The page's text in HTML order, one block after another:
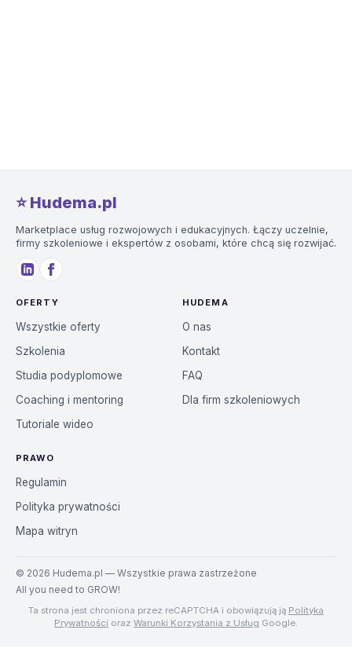
⭐️ Hudema.pl
Marketplace usług rozwojowych i edukacyjnych. Łączy uczelnie,
firmy szkoleniowe i ekspertów z osobami, które chcą się rozwijać.
OFERTY
Wszystkie oferty
Szkolenia
Studia podyplomowe
Coaching i mentoring
Tutoriale wideo
HUDEMA
O nas
Kontakt
FAQ
Dla firm szkoleniowych
PRAWO
Regulamin
Polityka prywatności
Mapa witryn
© 2026 Hudema.pl — Wszystkie prawa zastrzeżone
All you need to GROW!
Ta strona jest chroniona przez reCAPTCHA i obowiązują ją Polityka
Prywatności oraz Warunki Korzystania z Usług Google.